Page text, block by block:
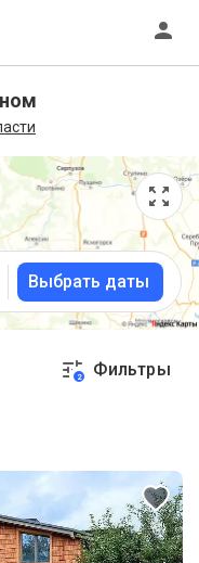
Выбрать даты
2 Фильтры